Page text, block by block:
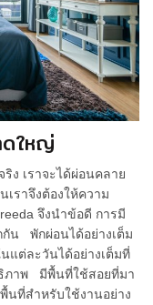
ใหญ่
ง เราจะได้ผ่อนคลาย
ราจึงต้องให้ความ
จึงนำข้อดี การมี
น พักผ่อนได้อย่างเต็ม
แต่ละวันได้อย่างเต็มที่
ภาพ มีพื้นที่ใช้สอยที่มา
นที่สำหรับใช้งานอย่าง